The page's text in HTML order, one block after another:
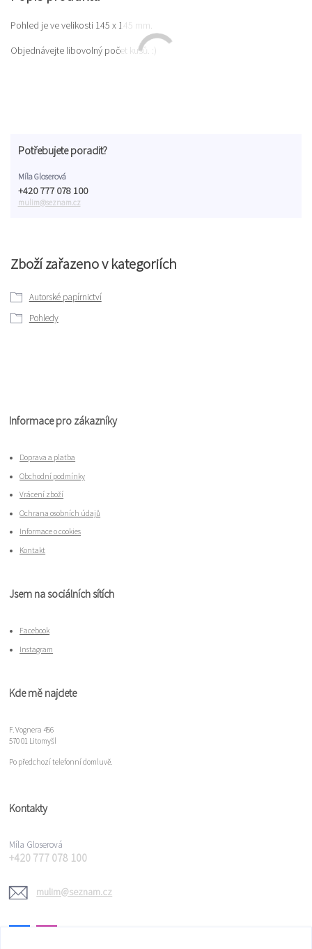
Pohled je ve velikosti 145 x 145 mm.
Objednávejte libovolný počet kusů. :)
Zboží zařazeno v kategoriích
Autorské papírnictví
Pohledy
Potřebujete poradit?
Míla Gloserová
+420 777 078 100
mulim@seznam.cz
Informace pro zákazníky
Doprava a platba
Obchodní podmínky
Vrácení zboží
Ochrana osobních údajů
Informace o cookies
Kontakt
Jsem na sociálních sítích
Facebook
Instagram
Kde mě najdete
F. Vognera 456
570 01 Litomyšl
Po předchozí telefonní domluvě.
Kontakty
Míla Gloserová
+420 777 078 100
mulim@seznam.cz